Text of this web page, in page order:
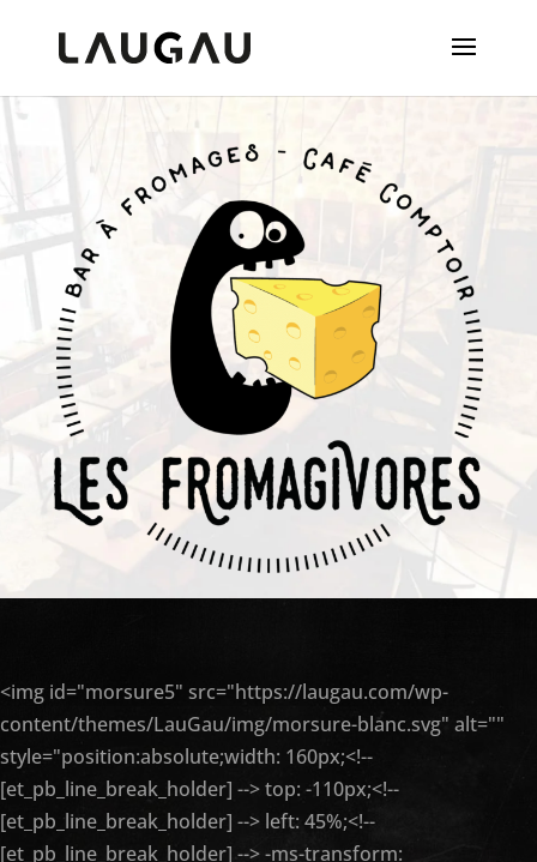
<img id="morsure5" src="https://laugau.com/wp-
content/themes/LauGau/img/morsure-blanc.svg" alt=""
style="position:absolute;width: 160px;<!--
[et_pb_line_break_holder] --> top: -110px;<!--
[et_pb_line_break_holder] --> left: 45%;<!--
[et_pb_line_break_holder] --> -ms-transform: